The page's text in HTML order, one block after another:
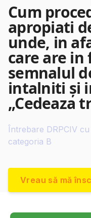
Cum
apropiati
unde, in
care are
semnalul
intalniti şi
„Cedeaza
Întrebare DRPCIV
categoria B
Vreau să mă